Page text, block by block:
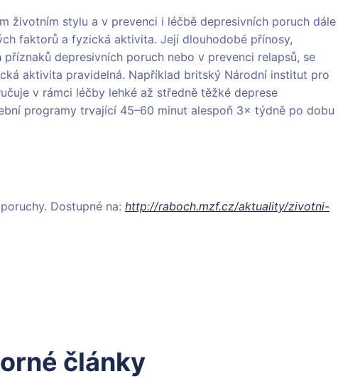
životním stylu a v prevenci i léčbě depresivních poruch dále
faktorů a fyzická aktivita. Její dlouhodobé přínosy,
depresivních poruch nebo v prevenci relapsů, se
aktivita pravidelná. Například britský Národní institut pro
v rámci léčby lehké až středně těžké deprese
programy trvající 45–60 minut alespoň 3× týdně po dobu
Dostupné na: http://raboch.mzf.cz/aktuality/zivotni-
články